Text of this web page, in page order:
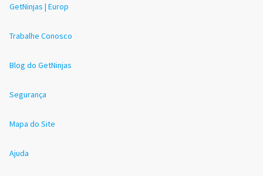
GetNinjas | Europ
Trabalhe Conosco
Blog do GetNinjas
Segurança
Mapa do Site
Ajuda